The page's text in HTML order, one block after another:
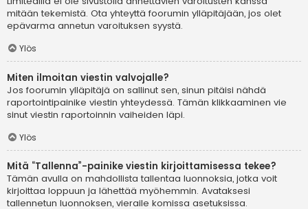
mitään tekemistä. Ota yhteyttä foorumin ylläpitäjään, jos olet
epävarma annetun varoituksen syystä.
Ylös
Miten ilmoitan viestin valvojalle?
Jos foorumin ylläpitäjä on sallinut sen, sinun pitäisi nähdä
raportointipainike viestin yhteydessä. Tämän klikkaaminen vie
sinut viestin raportoinnin vaiheiden läpi.
Ylös
Mitä “Tallenna”-painike viestin kirjoittamisessa tekee?
Tämän avulla on mahdollista tallentaa luonnoksia, jotka voit
kirjoittaa loppuun ja lähettää myöhemmin. Avataksesi
tallennetun luonnoksen, vieraile komissa asetuksissa.